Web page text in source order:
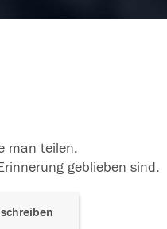
man teilen.
geblieben sind.